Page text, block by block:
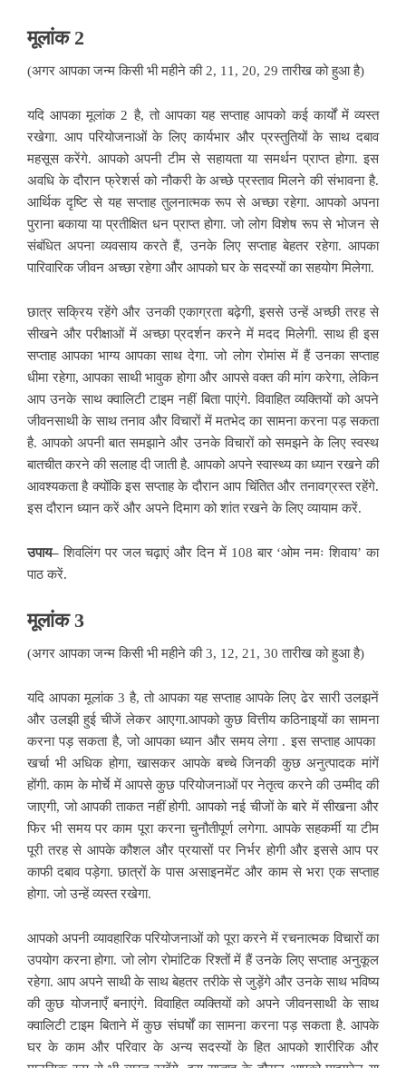
मूलांक 2
(अगर आपका जन्म किसी भी महीने की 2, 11, 20, 29 तारीख को हुआ है)
यदि आपका मूलांक 2 है, तो आपका यह सप्ताह आपको कई कार्यों में व्यस्त
रखेगा. आप परियोजनाओं के लिए कार्यभार और प्रस्तुतियों के साथ दबाव
महसूस करेंगे. आपको अपनी टीम से सहायता या समर्थन प्राप्त होगा. इस
अवधि के दौरान फ्रेशर्स को नौकरी के अच्छे प्रस्ताव मिलने की संभावना है.
आर्थिक दृष्टि से यह सप्ताह तुलनात्मक रूप से अच्छा रहेगा. आपको अपना
पुराना बकाया या प्रतीक्षित धन प्राप्त होगा. जो लोग विशेष रूप से भोजन से
संबंधित अपना व्यवसाय करते हैं, उनके लिए सप्ताह बेहतर रहेगा. आपका
पारिवारिक जीवन अच्छा रहेगा और आपको घर के सदस्यों का सहयोग मिलेगा.
छात्र सक्रिय रहेंगे और उनकी एकाग्रता बढ़ेगी, इससे उन्हें अच्छी तरह से
सीखने और परीक्षाओं में अच्छा प्रदर्शन करने में मदद मिलेगी. साथ ही इस
सप्ताह आपका भाग्य आपका साथ देगा. जो लोग रोमांस में हैं उनका सप्ताह
धीमा रहेगा, आपका साथी भावुक होगा और आपसे वक्त की मांग करेगा, लेकिन
आप उनके साथ क्वालिटी टाइम नहीं बिता पाएंगे. विवाहित व्यक्तियों को अपने
जीवनसाथी के साथ तनाव और विचारों में मतभेद का सामना करना पड़ सकता
है. आपको अपनी बात समझाने और उनके विचारों को समझने के लिए स्वस्थ
बातचीत करने की सलाह दी जाती है. आपको अपने स्वास्थ्य का ध्यान रखने की
आवश्यकता है क्योंकि इस सप्ताह के दौरान आप चिंतित और तनावग्रस्त रहेंगे.
इस दौरान ध्यान करें और अपने दिमाग को शांत रखने के लिए व्यायाम करें.
उपाय– शिवलिंग पर जल चढ़ाएं और दिन में 108 बार ‘ओम नमः शिवाय’ का
पाठ करें.
मूलांक 3
(अगर आपका जन्म किसी भी महीने की 3, 12, 21, 30 तारीख को हुआ है)
यदि आपका मूलांक 3 है, तो आपका यह सप्ताह आपके लिए ढेर सारी उलझनें
और उलझी हुई चीजें लेकर आएगा.आपको कुछ वित्तीय कठिनाइयों का सामना
करना पड़सकता है, जो आपका ध्यान और समय लेगा . इस सप्ताह आपका
खर्चा भी अधिक होगा, खासकर आपके बच्चे जिनकी कुछ अनुत्पादक मांगें
होंगी. काम के मोर्चे में आपसे कुछ परियोजनाओं पर नेतृत्व करने की उम्मीद की
जाएगी, जो आपकी ताकत नहीं होगी. आपको नई चीजों के बारे में सीखना और
फिर भी समय पर काम पूरा करना चुनौतीपूर्ण लगेगा. आपके सहकर्मी या टीम
पूरी तरह से आपके कौशल और प्रयासों पर निर्भर होगी और इससे आप पर
काफी दबाव पड़ेगा. छात्रों के पास असाइनमेंट और काम से भरा एक सप्ताह
होगा. जो उन्हें व्यस्त रखेगा.
आपको अपनी व्यावहारिक परियोजनाओं को पूरा करने में रचनात्मक विचारों का
उपयोग करना होगा. जो लोग रोमांटिक रिश्तों में हैं उनके लिए सप्ताह अनुकूल
रहेगा. आप अपने साथी केसाथ बेहतर तरीके से जुड़ेंगे और उनके साथ भविष्य
की कुछ योजनाएँ बनाएंगे. विवाहित व्यक्तियों को अपने जीवनसाथी के साथ
क्वालिटी टाइम बिताने में कुछ संघर्षों का सामना करना पड़ सकता है. आपके
घर के काम और परिवार के अन्य सदस्यों के हित आपको शारीरिक और